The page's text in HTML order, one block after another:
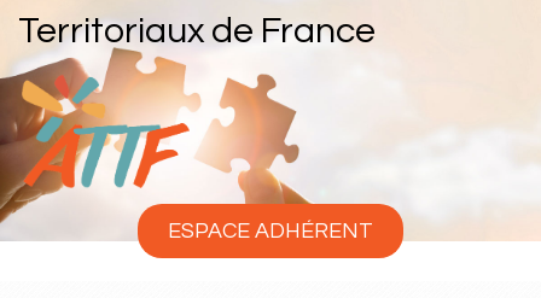
Territoriaux de France
ESPACE ADHÉRENT